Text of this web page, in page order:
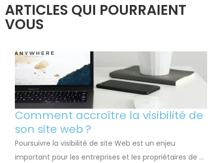
ARTICLES QUI POURRAIENT
VOUS
Comment accroître la visibilité de
son site web ?
Poursuivre la visibilité de site Web est un enjeu
important pour les entreprises et les propriétaires de …